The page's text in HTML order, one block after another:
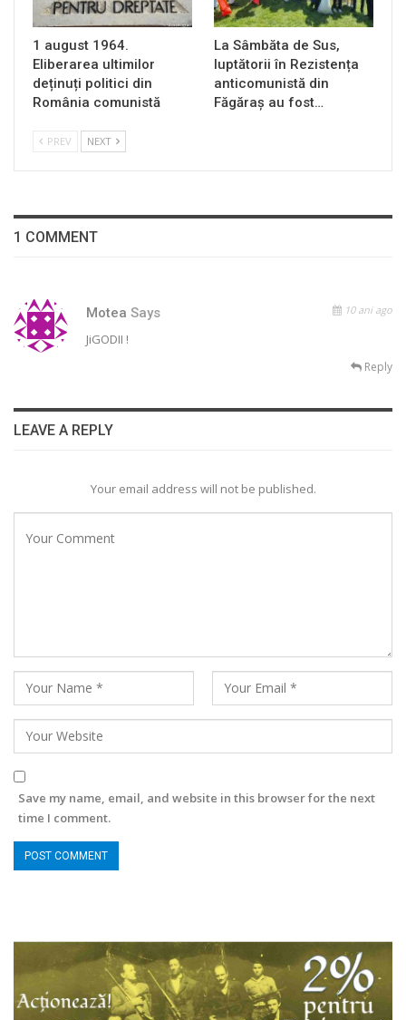
1 august 1964.
Eliberarea ultimilor
deținuți politici din
România comunistă
La Sâmbăta de Sus,
luptătorii în Rezistența
anticomunistă din
Făgăraș au fost…
PREV NEXT
1 COMMENT
Motea Says 10 ani ago
JiGODII !
Reply
LEAVE A REPLY
Your email address will not be published.
Save my name, email, and website in this browser for the next
time I comment.